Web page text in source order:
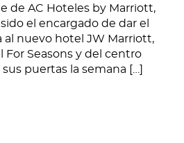
de AC Hoteles by Marriott,
el encargado de dar el
al nuevo hotel JW Marriott,
Seasons y del centro
puertas la semana […]